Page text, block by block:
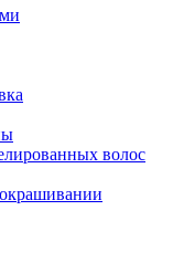
волос